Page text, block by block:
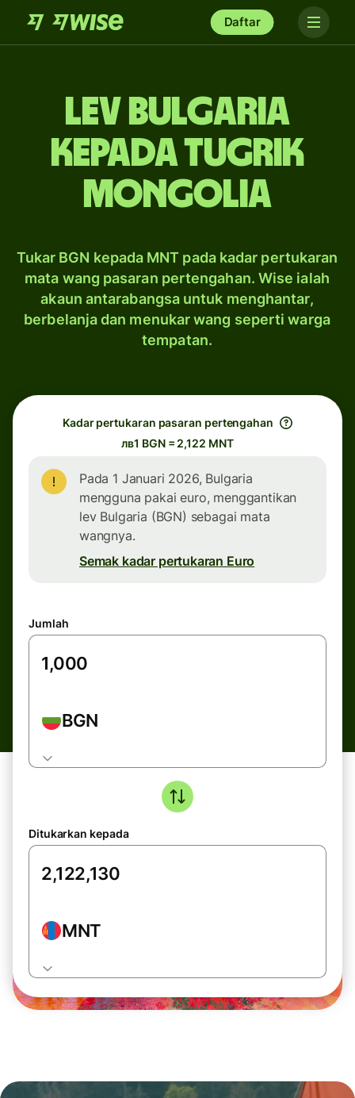
Daftar
lev Bulgaria
kepada tugrik
Mongolia
Tukar BGN kepada MNT pada kadar pertukaran
mata wang pasaran pertengahan. Wise ialah
akaun antarabangsa untuk menghantar,
berbelanja dan menukar wang seperti warga
tempatan.
Kadar pertukaran pasaran pertengahan
лв1 BGN = 2,122 MNT
Pada 1 Januari 2026, Bulgaria
mengguna pakai euro, menggantikan
lev Bulgaria (BGN) sebagai mata
wangnya.
Semak kadar pertukaran Euro
Jumlah
BGN
Ditukarkan kepada
MNT